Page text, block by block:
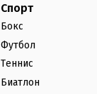
Спорт
Бокс
Футбол
Теннис
Биатлон